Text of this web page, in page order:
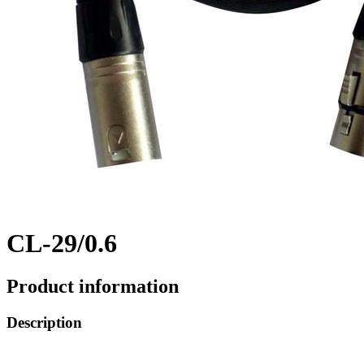
CL-29/0.6
Product information
Description